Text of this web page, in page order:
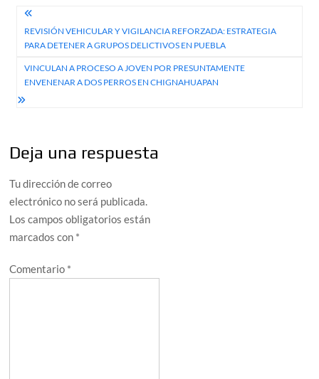
Navegación
de
entradas
REVISIÓN VEHICULAR Y VIGILANCIA REFORZADA: ESTRATEGIA
PARA DETENER A GRUPOS DELICTIVOS EN PUEBLA
VINCULAN A PROCESO A JOVEN POR PRESUNTAMENTE
ENVENENAR A DOS PERROS EN CHIGNAHUAPAN
Deja una respuesta
Tu dirección de correo
electrónico no será publicada.
Los campos obligatorios están
marcados con *
Comentario *